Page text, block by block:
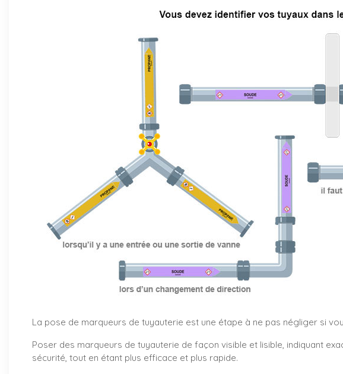
La pose de marqueurs de tuyauterie est une étape à ne pas négliger si
Poser des marqueurs de tuyauterie de façon visible et lisible, indiquant
sécurité, tout en étant plus efficace et plus rapide.